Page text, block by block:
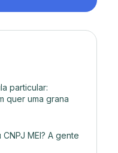
particular:
quer uma grana
MEI? A gente